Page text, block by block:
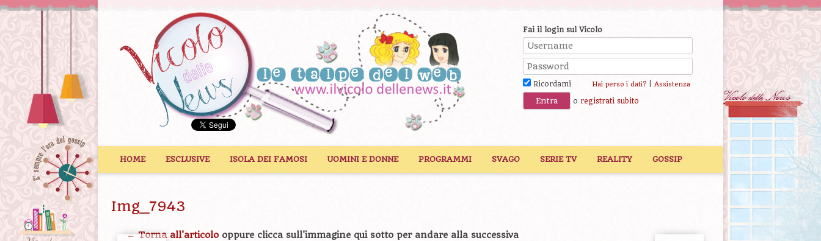
Fai il login sul Vicolo
Ricordami Hai perso i dati?| Assistenza
o registrati subito
HOME ESCLUSIVE ISOLA DEI FAMOSI UOMINI E DONNE PROGRAMMI SVAGO SERIE TV REALITY GOSSIP
Img_7943
← Torna all'articolo oppure clicca sull'immagine qui sotto per andare alla successiva